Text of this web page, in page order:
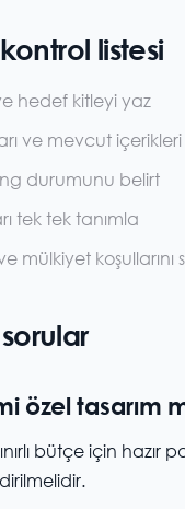
listesi
hedef kitleyi yaz
ve mevcut içerikleri
durumunu belirt
tek tek tanımla
mülkiyet
özel tasarım
bütçe için